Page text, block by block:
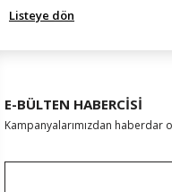
Listeye dön
E-BÜLTEN HABERCİSİ
Kampanyalarımızdan haberdar